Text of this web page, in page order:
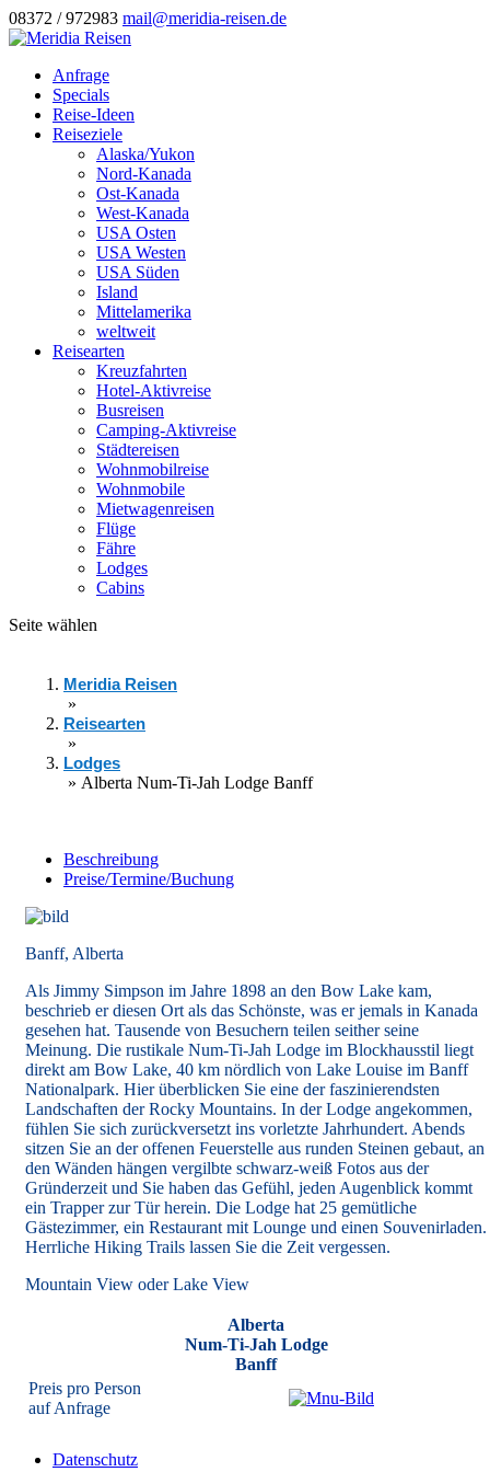
08372 / 972983 mail@meridia-reisen.de
Anfrage
Specials
Reise-Ideen
Reiseziele
Alaska/Yukon
Nord-Kanada
Ost-Kanada
West-Kanada
USA Osten
USA Westen
USA Süden
Island
Mittelamerika
weltweit
Reisearten
Kreuzfahrten
Hotel-Aktivreise
Busreisen
Camping-Aktivreise
Städtereisen
Wohnmobilreise
Wohnmobile
Mietwagenreisen
Flüge
Fähre
Lodges
Cabins
Seite wählen
Meridia Reisen
»
Reisearten
»
Lodges
» Alberta Num-Ti-Jah Lodge Banff
Beschreibung
Preise/Termine/Buchung
Banff, Alberta
Als Jimmy Simpson im Jahre 1898 an den Bow Lake kam,
beschrieb er diesen Ort als das Schönste, was er jemals in Kanada
gesehen hat. Tausende von Besuchern teilen seither seine
Meinung. Die rustikale Num-Ti-Jah Lodge im Blockhausstil liegt
direkt am Bow Lake, 40 km nördlich von Lake Louise im Banff
Nationalpark. Hier überblicken Sie eine der faszinierendsten
Landschaften der Rocky Mountains. In der Lodge angekommen,
fühlen Sie sich zurückversetzt ins vorletzte Jahrhundert. Abends
sitzen Sie an der offenen Feuerstelle aus runden Steinen gebaut, an
den Wänden hängen vergilbte schwarz-weiß Fotos aus der
Gründerzeit und Sie haben das Gefühl, jeden Augenblick kommt
ein Trapper zur Tür herein. Die Lodge hat 25 gemütliche
Gästezimmer, ein Restaurant mit Lounge und einen Souvenirladen.
Herrliche Hiking Trails lassen Sie die Zeit vergessen.
Mountain View oder Lake View
Alberta
Num-Ti-Jah Lodge
Banff
Preis pro Person
auf Anfrage
Datenschutz